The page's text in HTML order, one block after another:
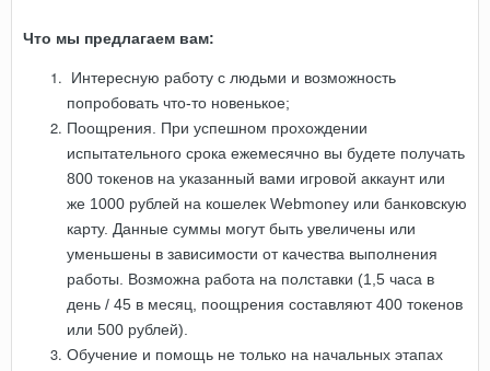
Что мы предлагаем вам:
Интересную работу с людьми и возможность
попробовать что-то новенькое;
Поощрения. При успешном прохождении
испытательного срока ежемесячно вы будете получать
800 токенов на указанный вами игровой аккаунт или
же 1000 рублей на кошелек Webmoney или банковскую
карту. Данные суммы могут быть увеличены или
уменьшены в зависимости от качества выполнения
работы. Возможна работа на полставки (1,5 часа в
день / 45 в месяц, поощрения составляют 400 токенов
или 500 рублей).
Обучение и помощь не только на начальных этапах